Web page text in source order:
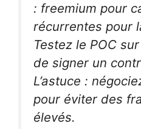
: freemium pour
récurrentes pour
Testez le POC
de signer un
L’astuce :
pour éviter des
élevés.